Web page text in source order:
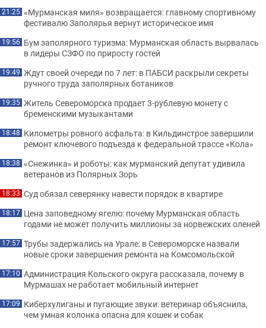
21:25 «Мурманская миля» возвращается: главному спортивному
фестивалю Заполярья вернут историческое имя
19:56 Бум заполярного туризма: Мурманская область вырвалась
в лидеры СЗФО по приросту гостей
19:49 Ждут своей очереди по 7 лет: в ПАБСИ раскрыли секреты
ручного труда заполярных ботаников
19:35 Житель Североморска продает 3-рублевую монету с
бременскими музыкантами
18:48 Километры ровного асфальта: в Кильдинстрое завершили
ремонт ключевого подъезда к федеральной трассе «Кола»
18:38 «Снежинка» и роботы: как мурманский депутат удивила
ветеранов из Полярных Зорь
18:33 Суд обязал северянку навести порядок в квартире
18:17 Цена заповедному ягелю: почему Мурманская область
годами не может получить миллионы за норвежских оленей
17:57 Трубы задержались на Урале: в Североморске назвали
новые сроки завершения ремонта на Комсомольской
17:10 Администрация Кольского округа рассказала, почему в
Мурмашах не работает мобильный интернет
17:09 Киберхулиганы и пугающие звуки: ветеринар объяснила,
чем умная колонка опасна для кошек и собак